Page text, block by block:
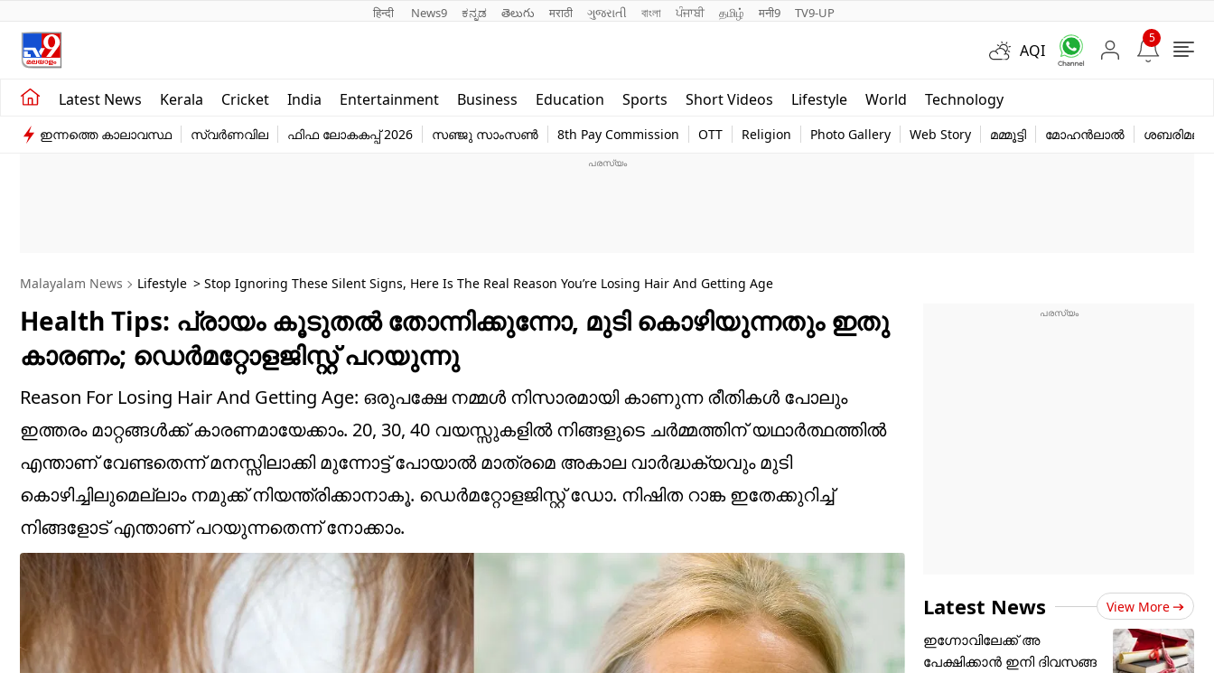
हिन्दी News9 ಕನ್ನಡ తెలుగు मराठी ગુજરાતી বাংলা ਪੰਜਾਬੀ தமிழ் मनी9 TV9-UP
AQI
5
Latest News Kerala Cricket India Entertainment Business Education Sports Short Videos Lifestyle World Technology
Kerala
India
Education
world
Web Story
ഇന്നത്തെ കാലാവസ്ഥ സ്വർണവില ഫിഫ ലോകകപ്പ് 2026 സഞ്ജു സാംസൺ 8th Pay Commission OTT Religion Photo Gallery Web Story മമ്മൂട്ടി മോഹൻലാൽ ശബരിമല
Malayalam News Lifestyle > Stop Ignoring These Silent Signs, Here Is The Real Reason You’re Losing Hair And Getting Age
Health Tips: പ്രായം കൂടുതൽ തോന്നിക്കുന്നോ, മുടി കൊഴിയുന്നതും ഇതു
കാരണം; ഡെർമറ്റോളജിസ്റ്റ് പറയുന്നു
Reason For Losing Hair And Getting Age: ഒരുപക്ഷേ നമ്മൾ നിസാരമായി കാണുന്ന രീതികൾ പോലും
ഇത്തരം മാറ്റങ്ങൾക്ക് കാരണമായേക്കാം. 20, 30, 40 വയസ്സുകളിൽ നിങ്ങളുടെ ചർമ്മത്തിന് യഥാർത്ഥത്തിൽ
എന്താണ് വേണ്ടതെന്ന് മനസ്സിലാക്കി മുന്നോട്ട് പോയാൽ മാത്രമെ അകാല വാർദ്ധക്യവും മുടി
കൊഴിച്ചിലുമെല്ലാം നമുക്ക് നിയന്ത്രിക്കാനാകൂ. ഡെർമറ്റോളജിസ്റ്റ് ഡോ. നിഷിത റാങ്ക ഇതേക്കുറിച്ച്
നിങ്ങളോട് എന്താണ് പറയുന്നതെന്ന് നോക്കാം.
Latest News View More
ഇഗ്നോവിലേക്ക് അ
പേക്ഷിക്കാൻ ഇനി ദിവസങ്ങ